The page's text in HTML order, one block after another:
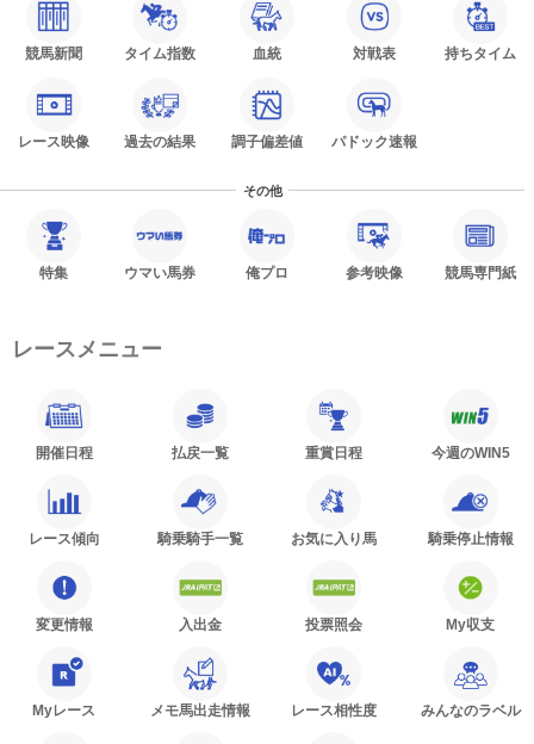
競馬新聞 タイム指数 血統 対戦表 持ちタイム
レース映像 過去の結果 調子偏差値 パドック速報
その他
特集 ウマい馬券 俺プロ 参考映像 競馬専門紙
レースメニュー
開催日程 払戻一覧 重賞日程 今週のWIN5
レース傾向 騎乗騎手一覧 お気に入り馬 騎乗停止情報
変更情報 入出金 投票照会 My収支
Myレース メモ馬出走情報 レース相性度 みんなのラベル